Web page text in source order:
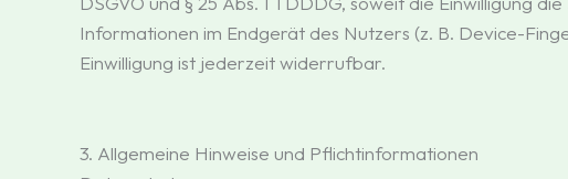
Informationen im Endgerät des Nutzers (z. B. Device-
Einwilligung ist jederzeit widerrufbar.
3. Allgemeine Hinweise und Pflichtinformationen